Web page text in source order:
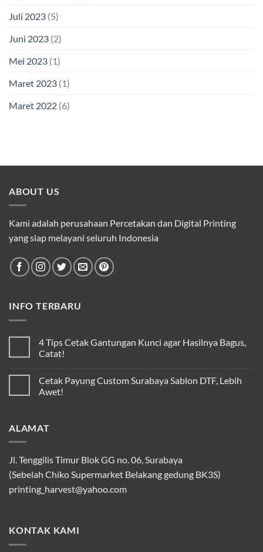
Juli 2023 (5)
Juni 2023 (2)
Mei 2023 (1)
Maret 2023 (1)
Maret 2022 (6)
ABOUT US
Kami adalah perusahaan Percetakan dan Digital Printing
yang siap melayani seluruh Indonesia
INFO TERBARU
4 Tips Cetak Gantungan Kunci agar Hasilnya Bagus,
Catat!
Cetak Payung Custom Surabaya Sablon DTF, Lebih
Awet!
ALAMAT
Jl. Tenggilis Timur Blok GG no. 06, Surabaya
(Sebelah Chiko Supermarket Belakang gedung BK3S)
printing_harvest@yahoo.com
KONTAK KAMI